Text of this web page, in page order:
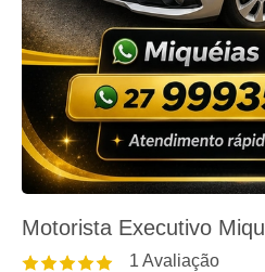
Motorista Executivo
1 Avaliação